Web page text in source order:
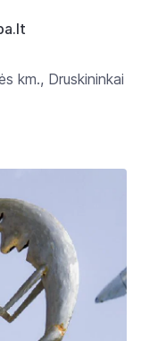
km., Druskininkai